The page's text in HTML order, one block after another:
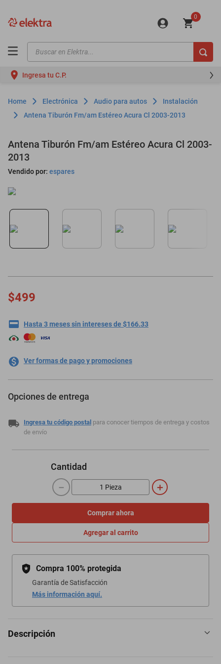
0
Buscar en Elektra...
Ingresa tu C.P.
Electrónica Audio para autos
Instalación
Antena Tiburón Fm/am Estéreo Acura Cl 2003-2013
Antena Tiburón Fm/am Estéreo Acura Cl 2003-
2013
Vendido por: espares
$499
Hasta 3 meses sin intereses de $166.33
Ver formas de pago y promociones
Opciones de entrega
Ingresa tu código postal para conocer tiempos de entrega y costos
de envío
Cantidad
＋
－
Comprar ahora
Agregar al carrito
Compra 100% protegida
Garantía de Satisfacción
Más información aquí.
Descripción
motos
moto
celulares
refrigeradores